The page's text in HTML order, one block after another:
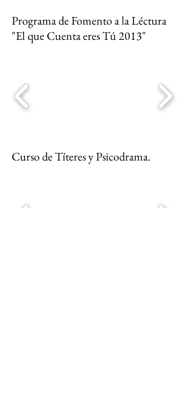
Programa de Fomento a la Léctura
"El que Cuenta eres Tú 2013"
Curso de Títeres y Psicodrama.